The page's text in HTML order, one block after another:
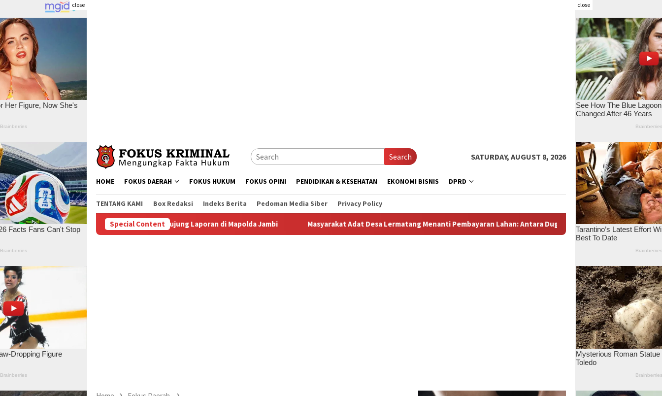
close close
Search SATURDAY, AUGUST 8, 2026
HOME FOKUS DAERAH FOKUS HUKUM FOKUS OPINI PENDIDIKAN & KESEHATAN EKONOMI BISNIS DPRD
TENTANG KAMI Box Redaksi Indeks Berita Pedoman Media Siber Privacy Policy
Special Content
Wartawan, Berujung Laporan di Mapolda Jambi Masyarakat Adat Desa Lermatang Menanti Pembayaran Lahan: Antara Dugaan Konspirasi dan Bayang-Bayang “Makelar Berkelas” di